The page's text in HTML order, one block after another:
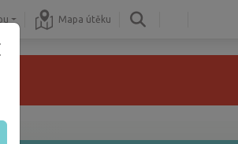
Mapa útěku